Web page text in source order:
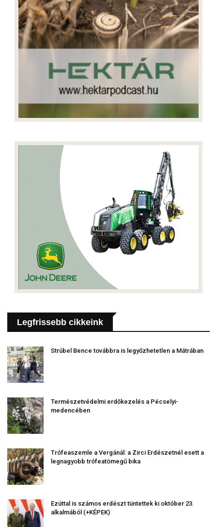
Legfrissebb cikkeink
Strúbel Bence továbbra is legyőzhetetlen a Mátrában
Természetvédelmi erdőkezelés a Pécselyi-
medencében
Trófeaszemle a Vergánál: a Zirci Erdészetnél esett a
legnagyobb trófeatömegű bika
Ezúttal is számos erdészt tüntettek ki október 23.
alkalmából (+KÉPEK)